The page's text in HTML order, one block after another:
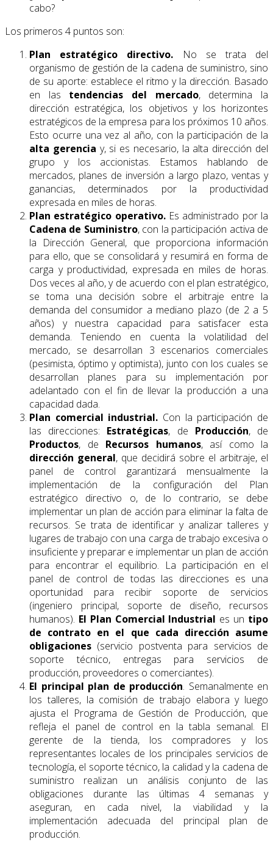
cabo?
Los primeros 4 puntos son:
Plan estratégico directivo. No se trata del
organismo de gestión de la cadena de suministro, sino
de su aporte: establece el ritmo y la dirección. Basado
en las tendencias del mercado, determina la
dirección estratégica, los objetivos y los horizontes
estratégicos de la empresa para los próximos 10 años.
Esto ocurre una vez al año, con la participación de la
alta gerencia y, si es necesario, la alta dirección del
grupo y los accionistas. Estamos hablando de
mercados, planes de inversión a largo plazo, ventas y
ganancias, determinados por la productividad
expresada en miles de horas.
Plan estratégico operativo.Es administrado por la
Cadena de Suministro, con la participación activa de
la Dirección General, que proporciona información
para ello, que se consolidará y resumirá en forma de
carga y productividad, expresada en miles de horas.
Dos veces al año, y de acuerdo con el plan estratégico,
se toma una decisión sobre el arbitraje entre la
demanda del consumidor a mediano plazo (de 2 a 5
años) y nuestra capacidad para satisfacer esta
demanda. Teniendo en cuenta la volatilidad del
mercado, se desarrollan 3 escenarios comerciales
(pesimista, óptimo y optimista), junto con los cuales se
desarrollan planes para su implementación por
adelantado con el fin de llevar la producción a una
capacidad dada.
Plan comercial industrial. Con la participación de
las direcciones: Estratégicas, de Producción, de
Productos, de Recursos humanos, así como la
dirección general, que decidirá sobre el arbitraje, el
panel de control garantizará mensualmente la
implementación de la configuración del Plan
estratégico directivo o, de lo contrario, se debe
implementar un plan de acción para eliminar la falta de
recursos. Se trata de identificar y analizar talleres y
lugares de trabajo con una carga de trabajo excesiva o
insuficiente y preparar e implementar un plan de acción
para encontrar el equilibrio. La participación en el
panel de control de todas las direcciones es una
oportunidad para recibir soporte de servicios
(ingeniero principal, soporte de diseño, recursos
humanos). El Plan Comercial Industrial es un tipo
de contrato en el que cada dirección asume
obligaciones (servicio postventa para servicios de
soporte técnico, entregas para servicios de
producción, proveedores o comerciantes).
El principal plan de producción. Semanalmente en
los talleres, la comisión de trabajo elabora y luego
ajusta el Programa de Gestión de Producción, que
refleja el panel de control en la tabla semanal. El
gerente de la tienda, los compradores y los
representantes locales de los principales servicios de
tecnología, el soporte técnico, la calidad y la cadena de
suministro realizan un análisis conjunto de las
obligaciones durante las últimas 4 semanas y
aseguran, en cada nivel, la viabilidad y la
implementación adecuada del principal plan de
producción.